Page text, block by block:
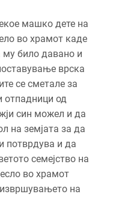
машко дете на
во храмот каде
било давано и
врска
се сметале за
отпадници од
син можел и да
на земјата за да
потврдува и да
семејство на
во храмот
на